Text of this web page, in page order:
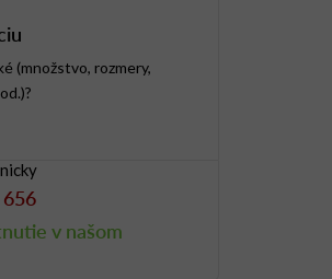
(množstvo, rozmery,
v našom